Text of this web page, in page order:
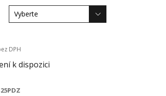
DPH
k dispozici